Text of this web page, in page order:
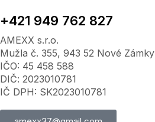
+421 949 762 827
AMEXX s.r.o.
Mužla č. 355, 943 52 Nové Zámky
IČO: 45 458 588
DIČ: 2023010781
IČ DPH: SK2023010781